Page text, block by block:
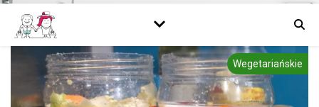
Wegetariańskie